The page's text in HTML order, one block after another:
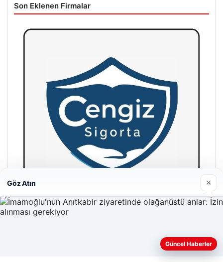
Son Eklenen Firmalar
Web sitemizi nasıl kullandığınızı daha iyi anlayabilmek,
Göz Atın ×
Güncel Haberler